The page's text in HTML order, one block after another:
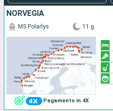
NORVEGIA
Pagamento in 4X
MS Polarlys 11 g